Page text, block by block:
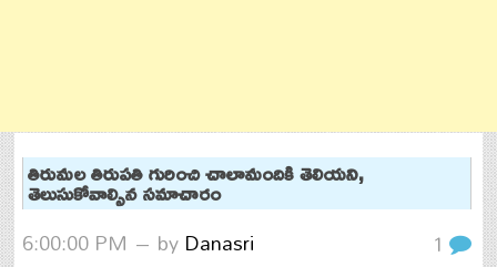
తిరుమల తిరుపతి గురించి చాలామందికి తెలియని,
తెలుసుకోవాల్సిన సమాచారం
6:00:00 PM – byDanasri
1